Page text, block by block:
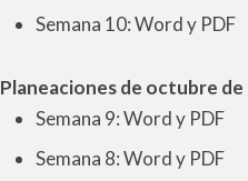
Semana 10: Word y PDF
Planeaciones de octubre
Semana 9: Word y PDF
Semana 8: Word y PDF